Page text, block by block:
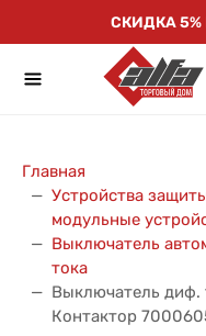
СКИДКА 5%
Главная
Устройства
модульные
Выключатель
тока
Выключатель
Контактор